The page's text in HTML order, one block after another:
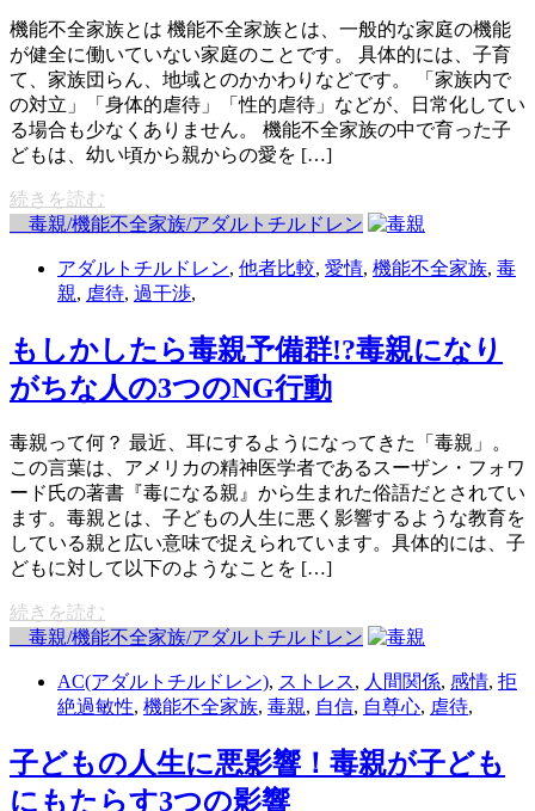
機能不全家族とは 機能不全家族とは、一般的な家庭の機能
が健全に働いていない家庭のことです。 具体的には、子育
て、家族団らん、地域とのかかわりなどです。 「家族内で
の対立」「身体的虐待」「性的虐待」などが、日常化してい
る場合も少なくありません。 機能不全家族の中で育った子
どもは、幼い頃から親からの愛を […]
続きを読む
毒親/機能不全家族/アダルトチルドレン
アダルトチルドレン, 他者比較, 愛情, 機能不全家族, 毒
親, 虐待, 過干渉,
もしかしたら毒親予備群!?毒親になり
がちな人の3つのNG行動
毒親って何？ 最近、耳にするようになってきた「毒親」。
この言葉は、アメリカの精神医学者であるスーザン・フォワ
ード氏の著書『毒になる親』から生まれた俗語だとされてい
ます。毒親とは、子どもの人生に悪く影響するような教育を
している親と広い意味で捉えられています。具体的には、子
どもに対して以下のようなことを […]
続きを読む
毒親/機能不全家族/アダルトチルドレン
AC(アダルトチルドレン), ストレス, 人間関係, 感情, 拒
絶過敏性, 機能不全家族, 毒親, 自信, 自尊心, 虐待,
子どもの人生に悪影響！毒親が子ども
にもたらす3つの影響